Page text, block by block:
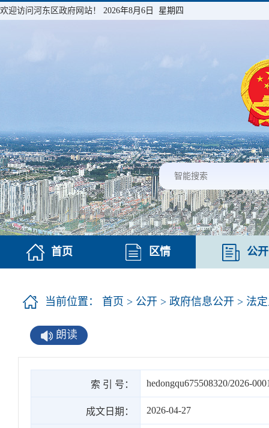
欢迎访问河东区政府网站！ 2026年8月6日 星期四
首页 区情 公开
当前位置： 首页 > 公开 > 政府信息公开 > 法
朗读
索 引 号： hedongqu675508320/2026-
成文日期： 2026-04-27